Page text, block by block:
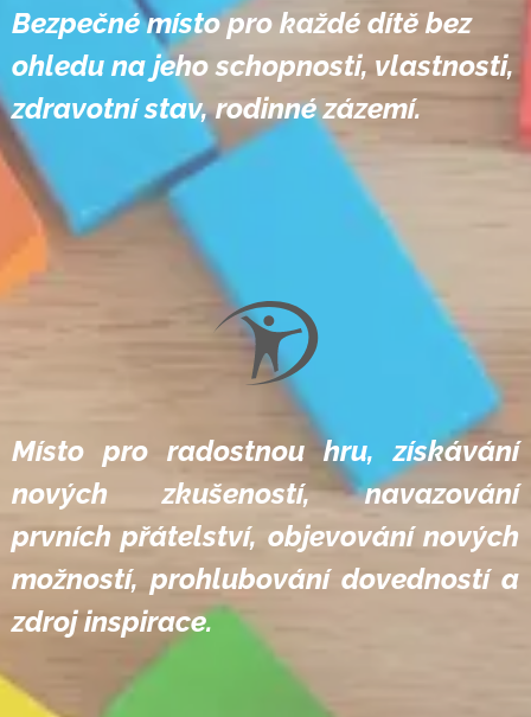
Bezpečné místo pro každé dítě bez
ohledu na jeho schopnosti, vlastnosti,
zdravotní stav, rodinné zázemí.
Místo pro radostnou hru, získávání
nových zkušeností, navazování
prvních přátelství, objevování nových
možností, prohlubování dovedností a
zdroj inspirace.